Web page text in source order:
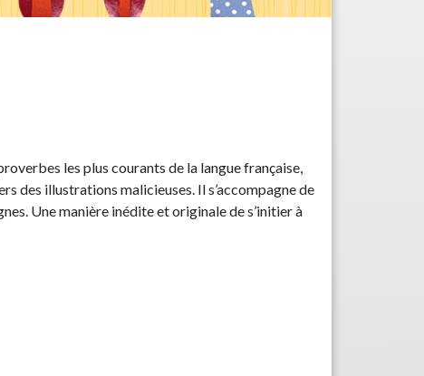
les plus courants de la langue française,
des illustrations malicieuses. Il s’accompagne de
Une manière inédite et originale de s’initier à